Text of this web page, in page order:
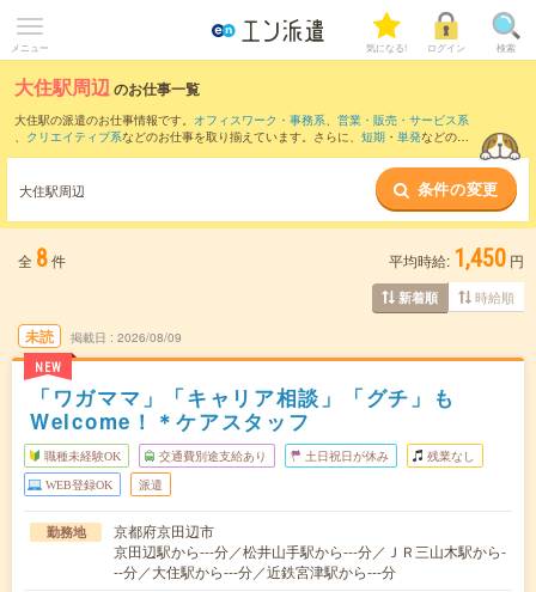
メニュー 気になる! ログイン 検索
大住駅周辺のお仕事一覧
大住駅の派遣のお仕事情報です。 オフィスワーク・事務系、 営業・販売・サービス系
、 クリエイティブ系などのお仕事を取り揃えています。さらに、 短期 ・ 単発などの期
また、高槻市駅
など近隣駅のお仕事もご確認
いただけます。
大住駅周辺 条件の変更
全 8件 平均時給: 1,450 円
新着順 時給順
未読
NEW
掲載日 2026/08/09
「ワガママ」「キャリア相談」「グチ」も
Welcome！＊ケアスタッフ
職種未経験OK 交通費別途支給あり 土日祝日が休み 残業なし
WEB登録OK 派遣
勤務地
京都府京田辺市
京田辺駅から---分／松井山手駅から---分／ＪＲ三山木駅から-
--分／大住駅から---分／近鉄宮津駅から---分